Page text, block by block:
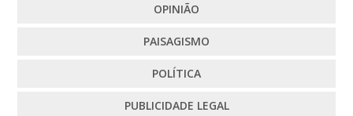
OPINIÃO
PAISAGISMO
POLÍTICA
PUBLICIDADE LEGAL